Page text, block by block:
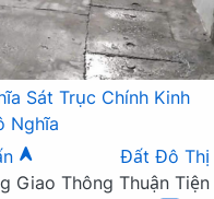
Sát Trục Chính Kinh
Nghĩa
Đất Đô Thị
Giao Thông Thuận Tiện